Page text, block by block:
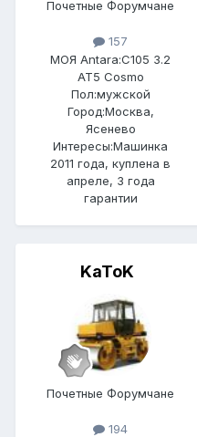
Почетные Форумчане
157
МОЯ Antara:C105 3.2
AT5 Cosmo
Пол:мужской
Город:Москва,
Ясенево
Интересы:Машинка
2011 года, куплена в
апреле, 3 года
гарантии
KaToK
Почетные Форумчане
194